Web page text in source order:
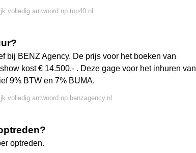
volledig antwoord op top40.nl
bij BENZ Agency. De prijs voor het boeken van
kost € 14.500,- . Deze gage voor het inhuren van
9% BTW en 7% BUMA.
volledig antwoord op benzagency.nl
optreden.